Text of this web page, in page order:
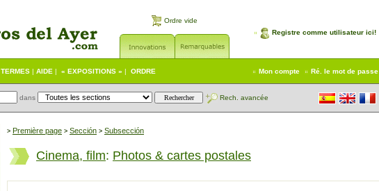
Ordre vide
Registre comme utilisateur ici!
TERMES | AIDE | « EXPOSITIONS » | ORDRE Mon compte Ré. le mot de passe
dans Rech. avancée
> Première page > Sección > Subsección
Cinema, film: Photos & cartes postales